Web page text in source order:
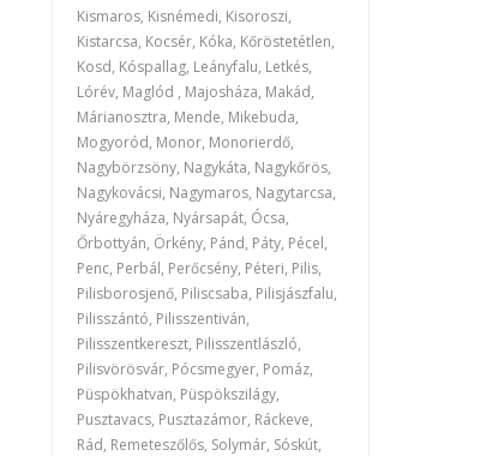
Kismaros, Kisnémedi, Kisoroszi,
Kistarcsa, Kocsér, Kóka, Kőröstetétlen,
Kosd, Kóspallag, Leányfalu, Letkés,
Lórév, Maglód , Majosháza, Makád,
Márianosztra, Mende, Mikebuda,
Mogyoród, Monor, Monorierdő,
Nagybörzsöny, Nagykáta, Nagykőrös,
Nagykovácsi, Nagymaros, Nagytarcsa,
Nyáregyháza, Nyársapát, Ócsa,
Őrbottyán, Örkény, Pánd, Páty, Pécel,
Penc, Perbál, Perőcsény, Péteri, Pilis,
Pilisborosjenő, Piliscsaba, Pilisjászfalu,
Pilisszántó, Pilisszentiván,
Pilisszentkereszt, Pilisszentlászló,
Pilisvörösvár, Pócsmegyer, Pomáz,
Püspökhatvan, Püspökszilágy,
Pusztavacs, Pusztazámor, Ráckeve,
Rád, Remeteszőlős, Solymár, Sóskút,